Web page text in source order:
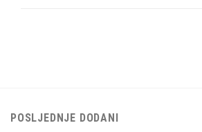
POSLJEDNJE DODANI